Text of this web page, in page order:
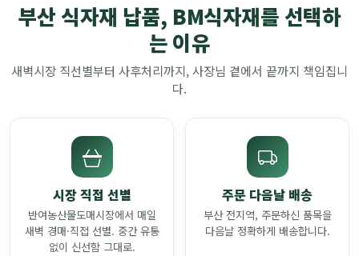
부산 식자재 납품, BM식자재를 선택하
는 이유
새벽시장 직선별부터 사후처리까지, 사장님 곁에서 끝까지 책임집니
다.
시장 직접 선별
반여농산물도매시장에서 매일
새벽 경매·직접 선별. 중간 유통
없이 신선함 그대로.
주문 다음날 배송
부산 전지역, 주문하신 품목을
다음날 정확하게 배송합니다.